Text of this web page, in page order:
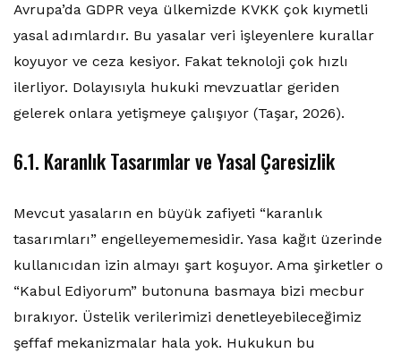
Avrupa’da GDPR veya ülkemizde KVKK çok kıymetli
yasal adımlardır. Bu yasalar veri işleyenlere kurallar
koyuyor ve ceza kesiyor. Fakat teknoloji çok hızlı
ilerliyor. Dolayısıyla hukuki mevzuatlar geriden
gelerek onlara yetişmeye çalışıyor (Taşar, 2026).
6.1. Karanlık Tasarımlar ve Yasal Çaresizlik
Mevcut yasaların en büyük zafiyeti “karanlık
tasarımları” engelleyememesidir. Yasa kağıt üzerinde
kullanıcıdan izin almayı şart koşuyor. Ama şirketler o
“Kabul Ediyorum” butonuna basmaya bizi mecbur
bırakıyor. Üstelik verilerimizi denetleyebileceğimiz
şeffaf mekanizmalar hala yok. Hukukun bu